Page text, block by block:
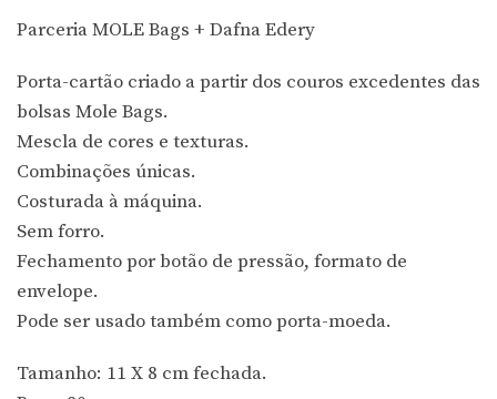
Parceria MOLE Bags + Dafna Edery
Porta-cartão criado a partir dos couros excedentes das
bolsas Mole Bags.
Mescla de cores e texturas.
Combinações únicas.
Costurada à máquina.
Sem forro.
Fechamento por botão de pressão, formato de
envelope.
Pode ser usado também como porta-moeda.
Tamanho: 11 X 8 cm fechada.